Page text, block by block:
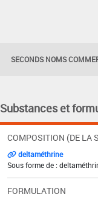
SECONDS NOMS
Substances et
COMPOSITION (DE LA
deltaméthrine
Sous forme de :
FORMULATION